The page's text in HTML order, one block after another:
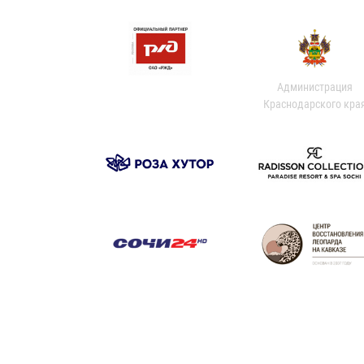
Администрация
Краснодарского